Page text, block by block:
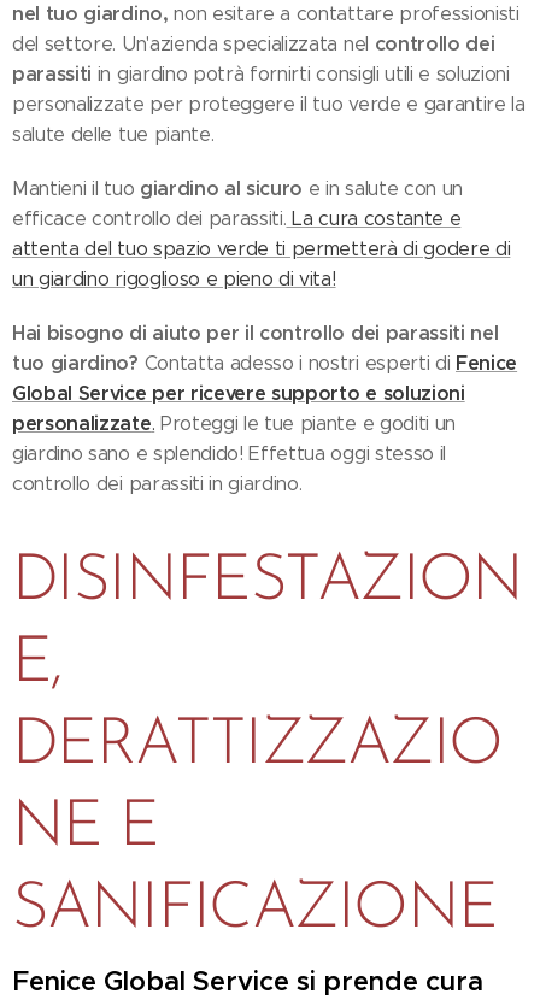
nel tuo giardino, non esitare a contattare professionisti
del settore. Un'azienda specializzata nel controllo dei
parassiti in giardino potrà fornirti consigli utili e soluzioni
personalizzate per proteggere il tuo verde e garantire la
salute delle tue piante.
Mantieni il tuo giardino al sicuro e in salute con un
efficace controllo dei parassiti. La cura costante e
attenta del tuo spazio verde ti permetterà di godere di
un giardino rigoglioso e pieno di vita!
Hai bisogno di aiuto per il controllo dei parassiti nel
tuo giardino? Contatta adesso i nostri esperti di Fenice
Global Service per ricevere supporto e soluzioni
personalizzate. Proteggi le tue piante e goditi un
giardino sano e splendido! Effettua oggi stesso il
controllo dei parassiti in giardino.
DISINFESTAZION
E,
DERATTIZZAZIO
NE E
SANIFICAZIONE
Fenice Global Service si prende cura